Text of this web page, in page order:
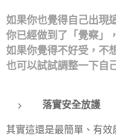
如果你也覺得自己出現
你已經做到了「覺察」
如果你覺得不好受，不
也可以試試調整一下自
落實安全放護
其實這還是最簡單、有效